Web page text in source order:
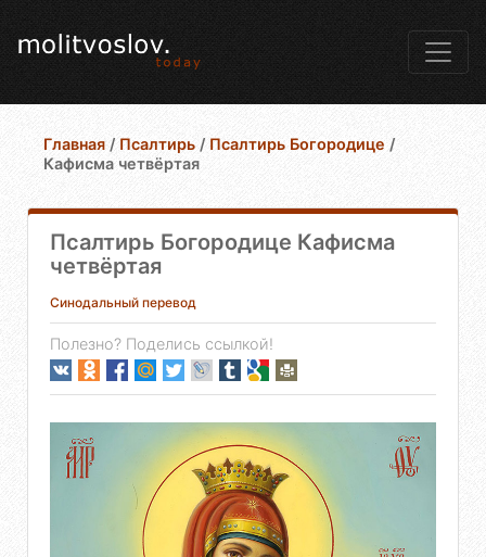
Главная / Псалтирь / Псалтирь Богородице /
Кафисма четвёртая
Псалтирь Богородице Кафисма
четвёртая
Синодальный перевод
Полезно? Поделись ссылкой!